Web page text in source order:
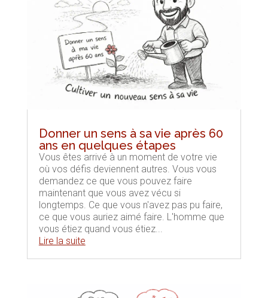
Donner un sens à sa vie après 60
ans en quelques étapes
Vous êtes arrivé à un moment de votre vie
où vos défis deviennent autres. Vous vous
demandez ce que vous pouvez faire
maintenant que vous avez vécu si
longtemps. Ce que vous n'avez pas pu faire,
ce que vous auriez aimé faire. L'homme que
vous étiez quand vous étiez...
Lire la suite